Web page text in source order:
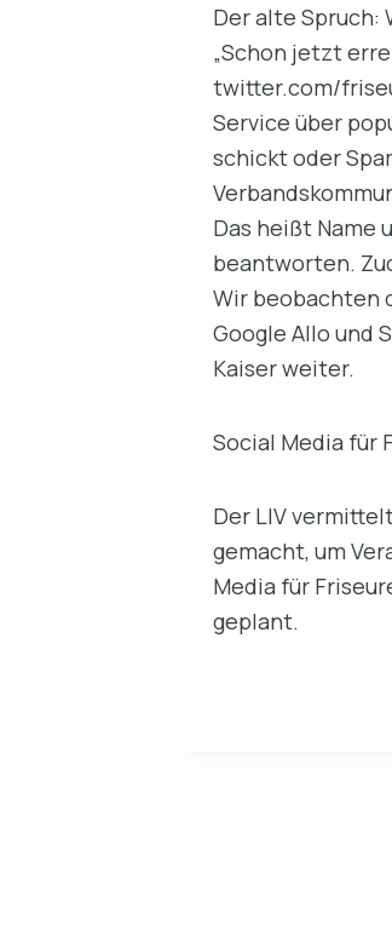
Der alte
„Schon jetzt
twitter.com/
Service über
schickt oder
Das heißt Name
beantworten.
Wir beobachten
Google Allo und
Kaiser weiter.
Social Media für
Der LIV
gemacht, um
Media für
geplant.